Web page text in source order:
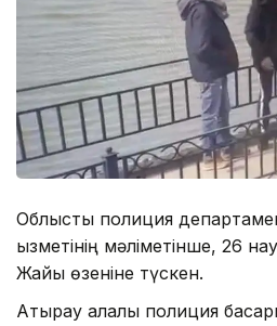
Облыстық полиция
қызметінің мәліметінше, 26
Жайық өзеніне түскен.
Атырау қалалық полиция